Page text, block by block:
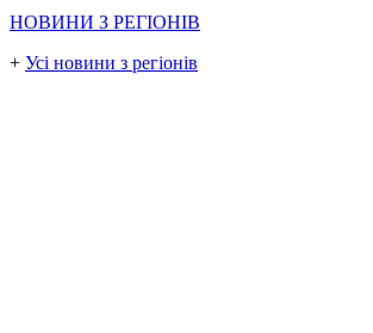
НОВИНИ З РЕГІОНІВ
+ Усі новини з регіонів